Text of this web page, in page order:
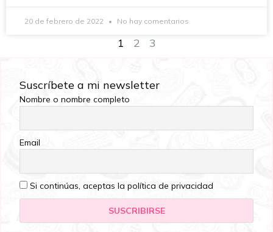
20 de febrero de 2022 No hay comentarios
1 2 3
Suscríbete a mi newsletter
Nombre o nombre completo
Email
Si continúas, aceptas la política de privacidad